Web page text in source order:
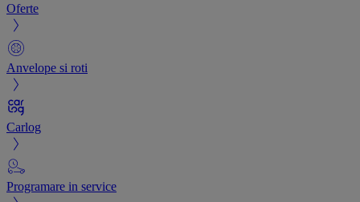
Oferte
Anvelope si roti
Carlog
Programare in service